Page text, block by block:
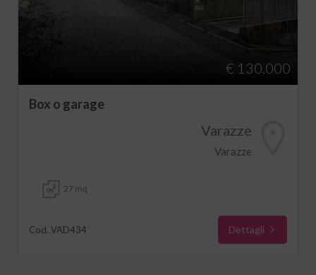
€ 130.000
Box o garage
Varazze
Varazze
27 mq
Cod. VAD434 Dettagli